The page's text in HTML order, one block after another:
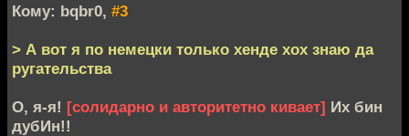
Кому: bqbr0, #3
> А вот я по немецки только хенде хох знаю да
ругательства
О, я-я! [солидарно и авторитетно кивает] Их бин
дубИн!!